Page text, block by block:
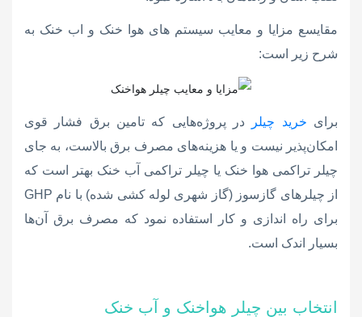
مقایسع مزایا و معایب سیستم های هوا خنک و اب خنک به
شرح زیر است:
برای خرید چیلر
در پروژه‌هایی که تامین برق فشار قوی
امکان‌پذیر نیست و یا هزینه‌های مصرف برق بالاست، به جای
چیلر تراکمی هوا خنک یا چیلر تراکمی آب خنک بهتر است که
از چیلرهای گازسوز (گاز شهری لوله کشی شده) با نام GHP
برای راه اندازی و کار استفاده نمود که مصرف برق آن‌ها
بسیار اندک است.
انتخاب بین چیلر هواخنک و آب خنک